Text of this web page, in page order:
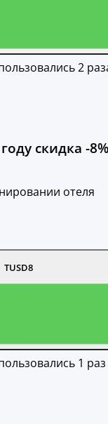
2
скидка -8%
отеля
TUSD8
1 раз